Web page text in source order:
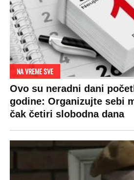
NA VREME SVE
Ovo su neradni dani
godine: Organizujte sebi
čak četiri slobodna dana